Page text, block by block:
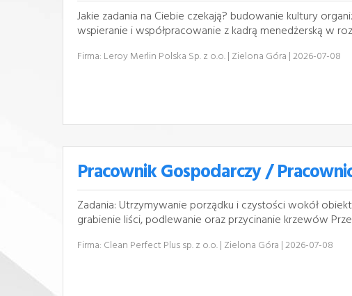
Jakie zadania na Ciebie czekają? budowanie kultury
wspieranie i współpracowanie z kadrą menedżerską w
Firma: Leroy Merlin Polska Sp. z o.o.| Zielona Góra | 2026-07-08
Pracownik Gospodarczy /
Zadania: Utrzymywanie porządku i czystości wokół
grabienie liści, podlewanie oraz przycinanie krzewów
Firma: Clean Perfect Plus sp. z o.o.| Zielona Góra | 2026-07-08